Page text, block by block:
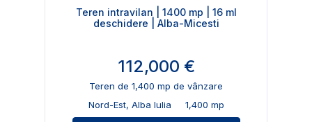
Teren intravilan | 1400 mp | 16 ml
deschidere | Alba-Micesti
112,000 €
Teren de 1,400 mp de vânzare
Nord-Est, Alba Iulia
1,400 mp